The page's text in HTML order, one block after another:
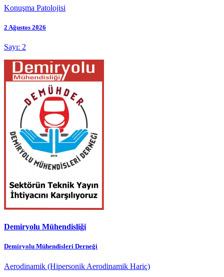
Konuşma Patolojisi
2 Ağustos 2026
Sayı: 2
Demiryolu Mühendisliği
Demiryolu Mühendisleri Derneği
Aerodinamik (Hipersonik Aerodinamik Hariç)